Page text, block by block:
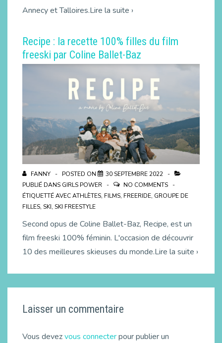
Annecy et Talloires.Lire la suite ›
Recipe : la recette 100% filles du film
freeski par Coline Ballet-Baz
FANNY POSTED ON
30 SEPTEMBRE 2022
PUBLIÉ DANS GIRLS POWER
NO COMMENTS
ÉTIQUETTÉ AVECATHLÈTES, FILMS, FREERIDE, GROUPE DE
FILLES, SKI, SKI FREESTYLE
Second opus de Coline Ballet-Baz, Recipe, est un
film freeski 100% féminin. L'occasion de découvrir
10 des meilleures skieuses du monde.Lire la suite ›
Laisser un commentaire
Vous devezvous connecterpour publier un